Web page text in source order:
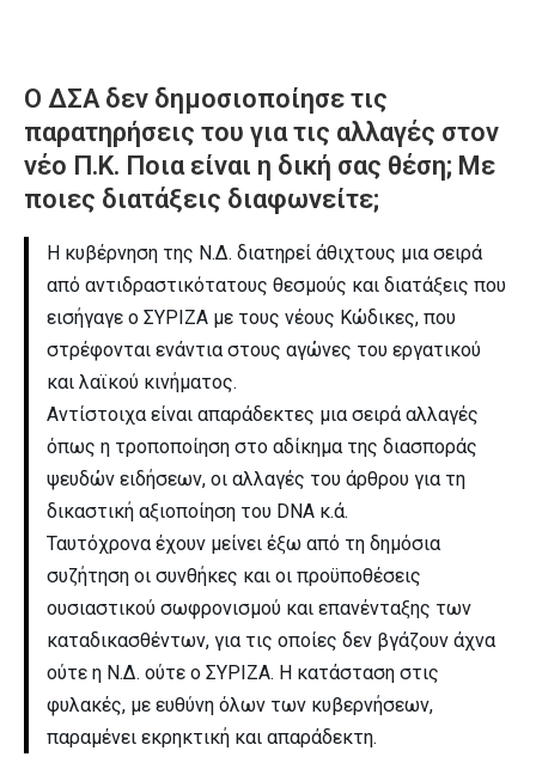
Ο ΔΣΑ δεν δημοσιοποίησε τις
παρατηρήσεις του για τις αλλαγές στον
νέο Π.Κ. Ποια είναι η δική σας θέση; Με
ποιες διατάξεις διαφωνείτε;
Η κυβέρνηση της Ν.Δ. διατηρεί άθιχτους μια σειρά
από αντιδραστικότατους θεσμούς και διατάξεις που
εισήγαγε ο ΣΥΡΙΖΑ με τους νέους Κώδικες, που
στρέφονται ενάντια στους αγώνες του εργατικού
και λαϊκού κινήματος.
Αντίστοιχα είναι απαράδεκτες μια σειρά αλλαγές
όπως η τροποποίηση στο αδίκημα της διασποράς
ψευδών ειδήσεων, οι αλλαγές του άρθρου για τη
δικαστική αξιοποίηση του DNA κ.ά.
Ταυτόχρονα έχουν μείνει έξω από τη δημόσια
συζήτηση οι συνθήκες και οι προϋποθέσεις
ουσιαστικού σωφρονισμού και επανένταξης των
καταδικασθέντων, για τις οποίες δεν βγάζουν άχνα
ούτε η Ν.Δ. ούτε ο ΣΥΡΙΖΑ. Η κατάσταση στις
φυλακές, με ευθύνη όλων των κυβερνήσεων,
παραμένει εκρηκτική και απαράδεκτη.